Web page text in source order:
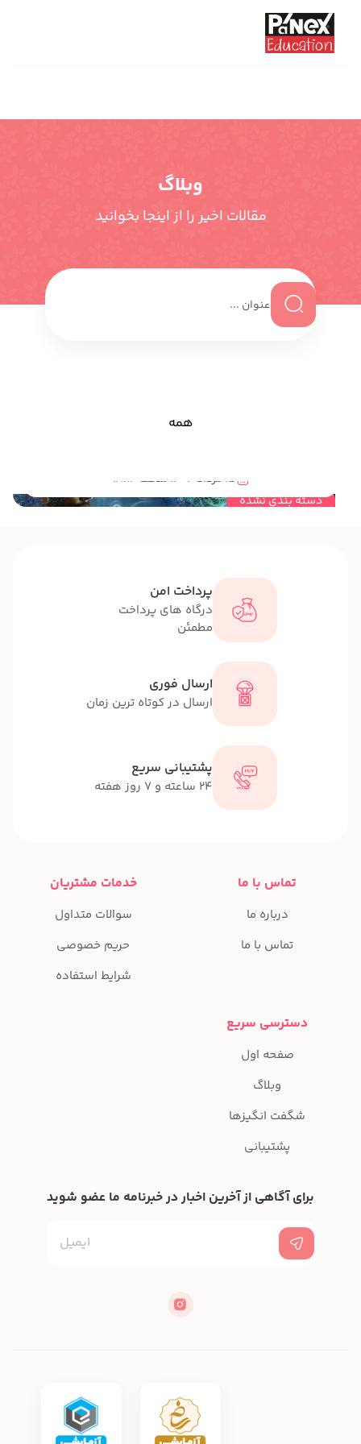
وبلاگ
مقالات اخیر را از اینجا بخوانید
همه
دسته بندی نشده
15 مرداد 1404 ساعت 18:14
پرداخت امن
درگاه های پرداخت
مطمئن
ارسال فوری
ارسال در کوتاه ترین زمان
پشتیبانی سریع
24 ساعته و 7 روز هفته
تماس با ما
درباره ما
تماس با ما
خدمات مشتریان
سوالات متداول
حریم خصوصی
شرایط استفاده
دسترسی سریع
صفحه اول
وبلاگ
شگفت انگیزها
پشتیبانی
برای آگاهی از آخرین اخبار در خبرنامه ما عضو شوید